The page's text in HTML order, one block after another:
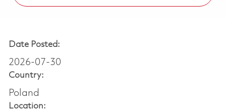
Date Posted:
2026-07-30
Country:
Poland
Location: